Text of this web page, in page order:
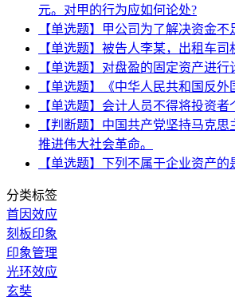
元。对甲的行为应如何论处?
【单选题】甲公司为了解决资金
【单选题】被告人李某，出租车
【单选题】对盘盈的固定资产进
【单选题】《中华人民共和国反
【单选题】会计人员不得将投资
【判断题】中国共产党坚持马克
推进伟大社会革命。
【单选题】下列不属于企业资产的
分类标签
首因效应
刻板印象
印象管理
光环效应
玄奘